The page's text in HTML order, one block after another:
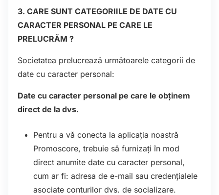
3. CARE SUNT CATEGORIILE DE DATE CU
CARACTER PERSONAL PE CARE LE
PRELUCRĂM ?
Societatea prelucrează următoarele categorii de
date cu caracter personal:
Date cu caracter personal pe care le obținem
direct de la dvs.
Pentru a vă conecta la aplicația noastră
Promoscore, trebuie să furnizați în mod
direct anumite date cu caracter personal,
cum ar fi: adresa de e-mail sau credențialele
asociate conturilor dvs. de socializare.